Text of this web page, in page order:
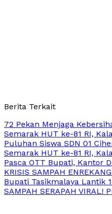
Berita Terkait
72 Pekan Menjaga
Semarak HUT ke-81 RI,
Puluhan Siswa SDN 01
Semarak HUT ke-81 RI,
Pasca OTT Bupati, Kantor
KRISIS SAMPAH
Bupati Tasikmalaya Lantik
SAMPAH SERAPAH